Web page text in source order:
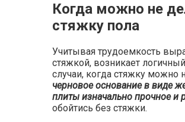
Когда можно не
стяжку пола
Учитывая трудоемкость
стяжкой, возникает
случаи, когда стяжку можно
черновое основание в виде
плиты изначально прочное и
обойтись без стяжки.